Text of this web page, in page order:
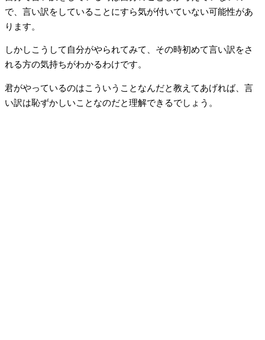
で、言い訳をしていることにすら気が付いていない可能性があ
ります。
しかしこうして自分がやられてみて、その時初めて言い訳をさ
れる方の気持ちがわかるわけです。
君がやっているのはこういうことなんだと教えてあげれば、言
い訳は恥ずかしいことなのだと理解できるでしょう。